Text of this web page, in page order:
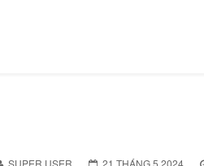
SUPER USER 21 THÁNG 5 2024